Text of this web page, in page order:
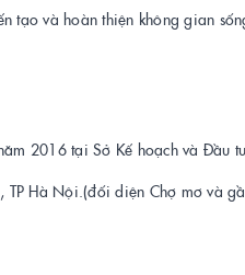
tạo và hoàn thiện không gian
2016 tại Sở Kế hoạch và Đầu
Hà Nội.(đối diện Chợ mơ và